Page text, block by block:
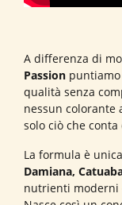
A differenza di
Passion
qualità senza
nessun colorante
solo ciò che conta
La formula è
Damiana,
nutrienti moderni